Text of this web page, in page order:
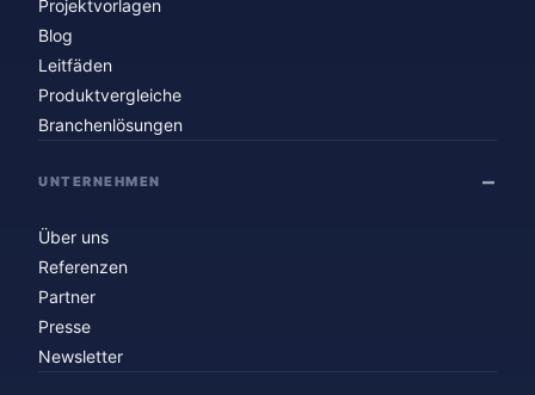
Projektvorlagen
Blog
Leitfäden
Produktvergleiche
Branchenlösungen
UNTERNEHMEN
Über uns
Referenzen
Partner
Presse
Newsletter